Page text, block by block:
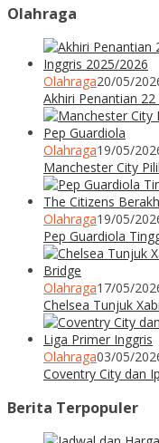
Olahraga
Olahraga20/05/
Akhiri Penantian
Olahraga19/05/
Manchester City
Olahraga19/05/
Pep Guardiola
Olahraga17/05/
Chelsea Tunjuk
Olahraga03/05/
Coventry City dan
Berita Terpopuler